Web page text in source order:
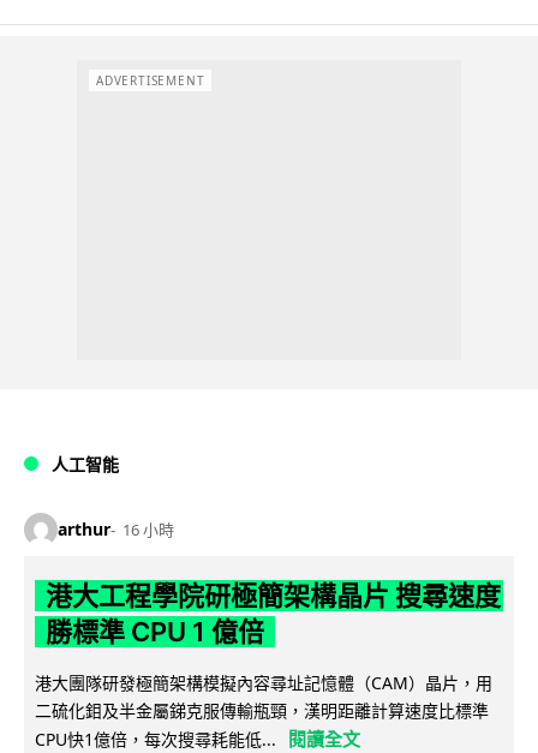
ADVERTISEMENT
人工智能
arthur 16 小時
港大工程學院研極簡架構晶片 搜尋速度
勝標準 CPU 1 億倍
港大團隊研發極簡架構模擬內容尋址記憶體（CAM）晶片，用
二硫化鉬及半金屬銻克服傳輸瓶頸，漢明距離計算速度比標準
CPU快1億倍，每次搜尋耗能低...
閱讀全文